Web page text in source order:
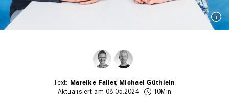
Mareike Fallet Michael Güthlein
Aktualisiert am 08.05.2024
10Min